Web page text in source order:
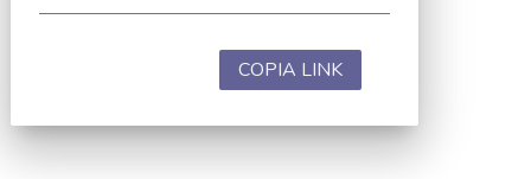
COPIA LINK